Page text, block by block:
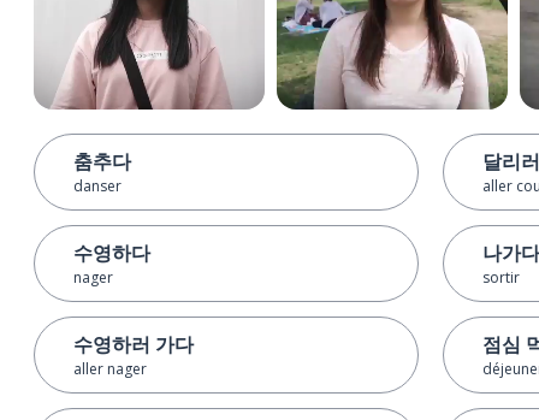
춤추다
danser
수영하다
nager
수영하러 가다
aller nager
달리
aller
나가다
sortir
점심